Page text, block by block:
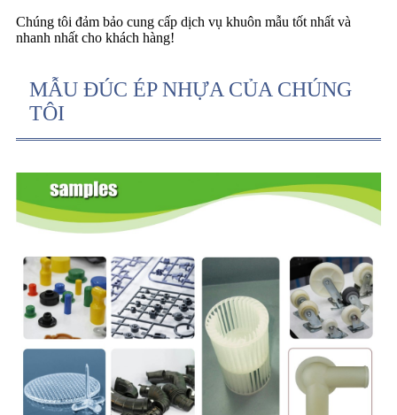
Chúng tôi đảm bảo cung cấp dịch vụ khuôn mẫu tốt nhất và
nhanh nhất cho khách hàng!
MẪU ĐÚC ÉP NHỰA CỦA CHÚNG
TÔI